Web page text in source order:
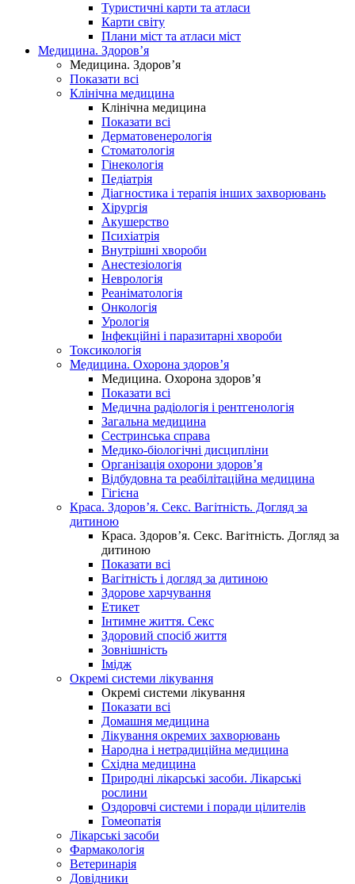
Туристичні карти та атласи
Карти світу
Плани міст та атласи міст
Медицина. Здоров’я
Медицина. Здоров’я
Показати всі
Клінічна медицина
Клінічна медицина
Показати всі
Дерматовенерологія
Стоматологія
Гінекологія
Педіатрія
Діагностика і терапія інших захворювань
Хірургія
Акушерство
Психіатрія
Внутрішні хвороби
Анестезіологія
Неврологія
Реаніматологія
Онкологія
Урологія
Інфекційні і паразитарні хвороби
Токсикологія
Медицина. Охорона здоров’я
Медицина. Охорона здоров’я
Показати всі
Медична радіологія і рентгенологія
Загальна медицина
Сестринська справа
Медико-біологічні дисципліни
Організація охорони здоров’я
Відбудовна та реабілітаційна медицина
Гігієна
Краса. Здоров’я. Секс. Вагітність. Догляд за
дитиною
Краса. Здоров’я. Секс. Вагітність. Догляд за
дитиною
Показати всі
Вагітність і догляд за дитиною
Здорове харчування
Етикет
Інтимне життя. Секс
Здоровий спосіб життя
Зовнішність
Імідж
Окремі системи лікування
Окремі системи лікування
Показати всі
Домашня медицина
Лікування окремих захворювань
Народна і нетрадиційна медицина
Східна медицина
Природні лікарські засоби. Лікарські
рослини
Оздоровчі системи і поради цілителів
Гомеопатія
Лікарські засоби
Фармакологія
Ветеринарія
Довідники